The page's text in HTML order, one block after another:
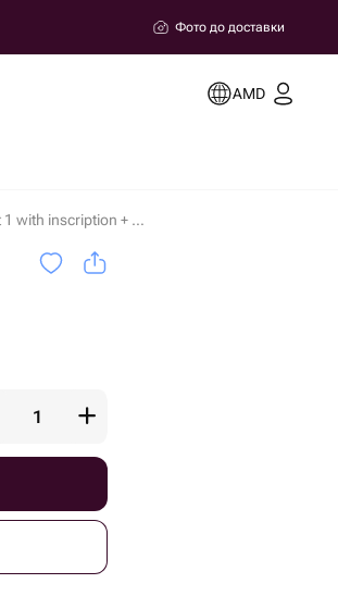
Фото до доставки
AMD
Balloons with any inscription on it 1 with inscription + 15 common balloons в Арбат